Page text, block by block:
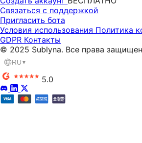
Связаться с поддержкой
Пригласить бота
Условия использования Политика
GDPR Контакты
© 2025 Sublyna. Все права
RU ▼
5.0